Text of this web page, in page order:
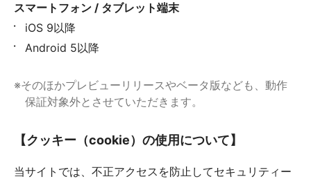
スマートフォン / タブレット端末
iOS 9以降
Android 5以降
※そのほかプレビューリリースやベータ版なども、動作
保証対象外とさせていただきます。
【クッキー（cookie）の使用について】
当サイトでは、不正アクセスを防止してセキュリティー